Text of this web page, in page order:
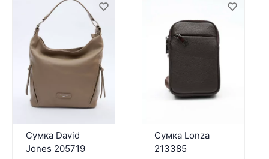
Сумка David
Jones 205719
Сумка Lonza
213385